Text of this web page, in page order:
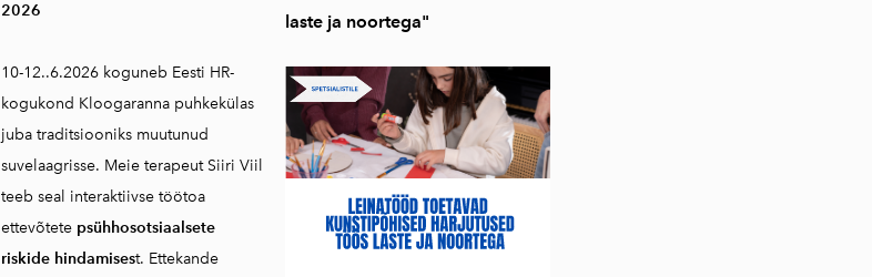
2026
10-12..6.2026 koguneb Eesti HR-
kogukond Kloogaranna puhkekülas
juba traditsiooniks muutunud
suvelaagrisse. Meie terapeut Siiri Viil
teeb seal interaktiivse töötoa
ettevõtete psühhosotsiaalsete
riskide hindamisest. Ettekande
laste ja noortega"